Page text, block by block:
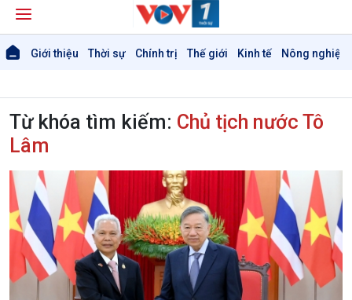
Giới thiệu Thời sự Chính trị Thế giới Kinh tế Nông nghiệp
Từ khóa tìm kiếm: Chủ tịch nước Tô
Lâm